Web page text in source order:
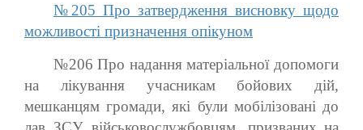
№205 Про затвердження висновку щодо
можливості призначення опікуном
№206 Про надання матеріальної допомоги
на лікування учасникам бойових дій,
мешканцям громади, які були мобілізовані до